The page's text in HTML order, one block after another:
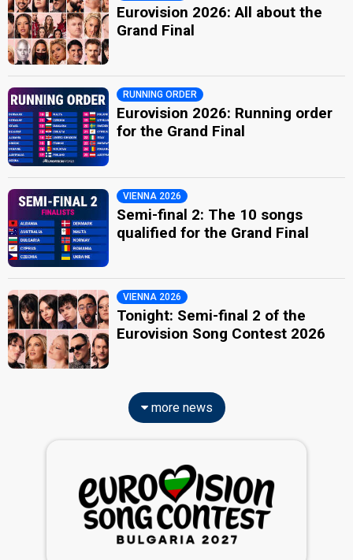
Eurovision 2026: All about the
Grand Final
RUNNING ORDER
Eurovision 2026: Running order
for the Grand Final
VIENNA 2026
Semi-final 2: The 10 songs
qualified for the Grand Final
VIENNA 2026
Tonight: Semi-final 2 of the
Eurovision Song Contest 2026
more news